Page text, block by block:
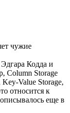
чужие
Кодда и
Column Storage
Value Storage,
относится к
еще в